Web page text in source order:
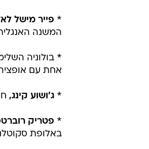
* פייר מישל
המשנה
* בולוניה
אחת עם
* ג'ושוע קינג,
* פטריק
באלופת